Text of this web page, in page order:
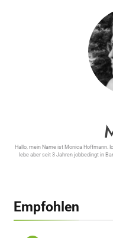
Wie künstliches
Shape Labs ONE
Inhaltsstoffe, Preis
Hallo, mein Name ist Monica Hoffmann.
lebe aber seit 3 Jahren jobbedingt in
Empfohlen